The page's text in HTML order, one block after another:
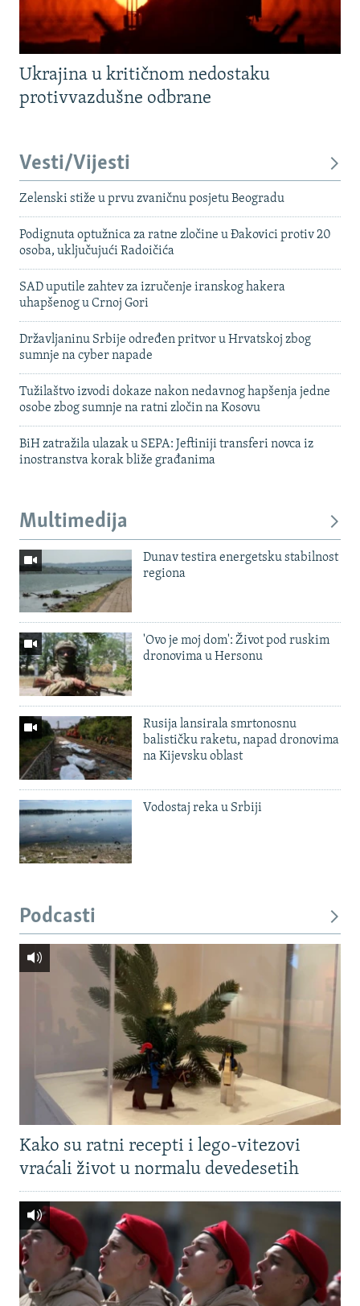
Ukrajina u kritičnom nedostaku
protivvazdušne odbrane
Vesti/Vijesti
Zelenski stiže u prvu zvaničnu posjetu Beogradu
Podignuta optužnica za ratne zločine u Đakovici protiv 20
osoba, uključujući Radoičića
SAD uputile zahtev za izručenje iranskog hakera
uhapšenog u Crnoj Gori
Državljaninu Srbije određen pritvor u Hrvatskoj zbog
sumnje na cyber napade
Tužilaštvo izvodi dokaze nakon nedavnog hapšenja jedne
osobe zbog sumnje na ratni zločin na Kosovu
BiH zatražila ulazak u SEPA: Jeftiniji transferi novca iz
inostranstva korak bliže građanima
Multimedija
Dunav testira energetsku stabilnost
regiona
'Ovo je moj dom': Život pod ruskim
dronovima u Hersonu
Rusija lansirala smrtonosnu
balističku raketu, napad dronovima
na Kijevsku oblast
Vodostaj reka u Srbiji
Podcasti
Kako su ratni recepti i lego-vitezovi
vraćali život u normalu devedesetih